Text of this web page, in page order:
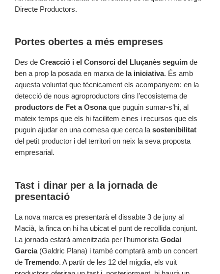
Directe Productors.
Portes obertes a més empreses
Des de Creacció i el Consorci del Lluçanès seguim de
ben a prop la posada en marxa de la iniciativa. És amb
aquesta voluntat que tècnicament els acompanyem: en la
detecció de nous agroproductors dins l’ecosistema de
productors de Fet a Osonaque puguin sumar-s’hi, al
mateix temps que els hi facilitem eines i recursos que els
puguin ajudar en una comesa que cerca la sostenibilitat
del petit productor i del territori on neix la seva proposta
empresarial.
Tast i dinar per a la jornada de
presentació
La nova marca es presentarà el dissabte 3 de juny al
Macià, la finca on hi ha ubicat el punt de recollida conjunt.
La jornada estarà amenitzada per l’humorista Godai
Garcia (Galdric Plana) i també comptarà amb un concert
de Tremendo. A partir de les 12 del migdia, els vuit